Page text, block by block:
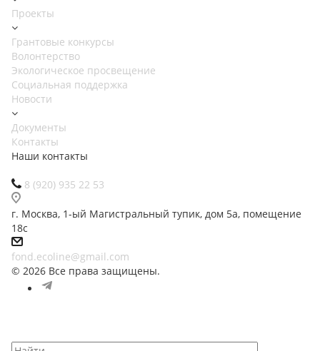
Проекты
Грантовые конкурсы
Волонтерство
Экологическое просвещение
Социальная поддержка
Новости
Документы
Контакты
Наши контакты
8 (920) 935 22 53
г. Москва, 1-ый Магистральный тупик, дом 5а, помещение
18с
fond.ecoline@gmail.com
© 2026 Все права защищены.